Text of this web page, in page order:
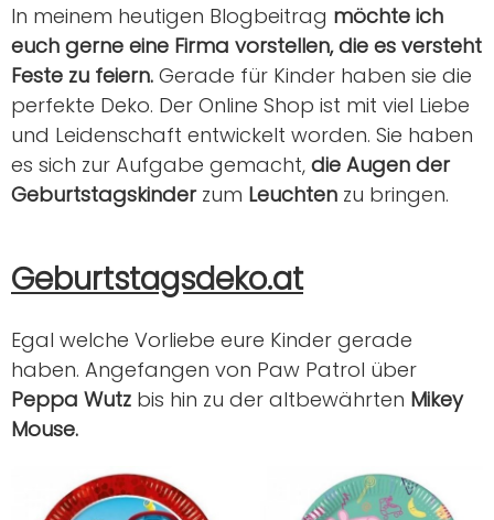
In meinem heutigen Blogbeitrag möchte ich
euch gerne eine Firma vorstellen, die es versteht
Feste zu feiern. Gerade für Kinder haben sie die
perfekte Deko. Der Online Shop ist mit viel Liebe
und Leidenschaft entwickelt worden. Sie haben
es sich zur Aufgabe gemacht, die Augen der
Geburtstagskinder zum Leuchten zu bringen.
Geburtstagsdeko.at
Egal welche Vorliebe eure Kinder gerade
haben. Angefangen von Paw Patrol über
Peppa Wutz bis hin zu der altbewährten Mikey
Mouse.